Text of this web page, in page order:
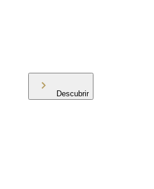
Descubrir